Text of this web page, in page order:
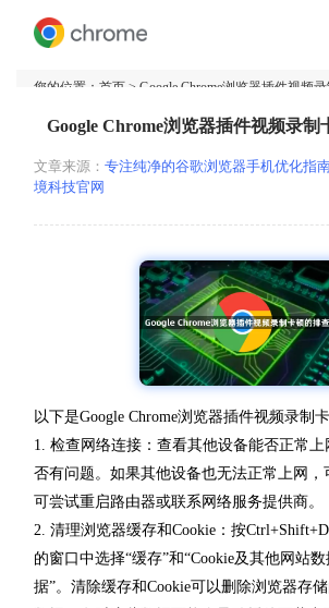
您的位置： 首页 > Google Chrome浏览器插件视频
Google Chrome浏览器插件视频录制
文章来源： 专注纯净的谷歌浏览器手机优化指
境科技官网
以下是Google Chrome浏览器插件视频录制
1. 检查网络连接：查看其他设备能否正常
否有问题。如果其他设备也无法正常上网，
可尝试重启路由器或联系网络服务提供商。
2. 清理浏览器缓存和Cookie：按
的窗口中选择“缓存”和“Cookie及其他网站
据”。清除缓存和Cookie可以删除浏览器存